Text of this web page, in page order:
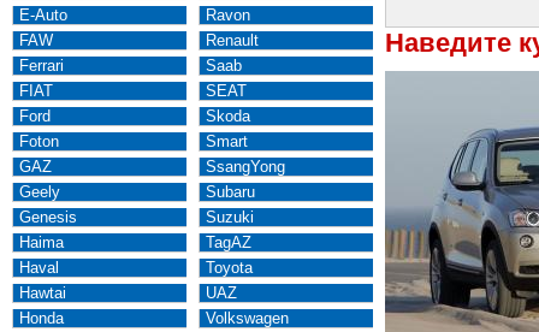
E-Auto
FAW
Ferrari
FIAT
Ford
Foton
GAZ
Geely
Genesis
Haima
Haval
Hawtai
Honda
Ravon
Renault
Saab
SEAT
Skoda
Smart
SsangYong
Subaru
Suzuki
TagAZ
Toyota
UAZ
Volkswagen
Наведите